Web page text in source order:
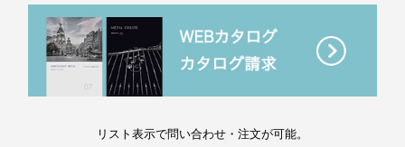
リスト表示で問い合わせ・注文が可能。